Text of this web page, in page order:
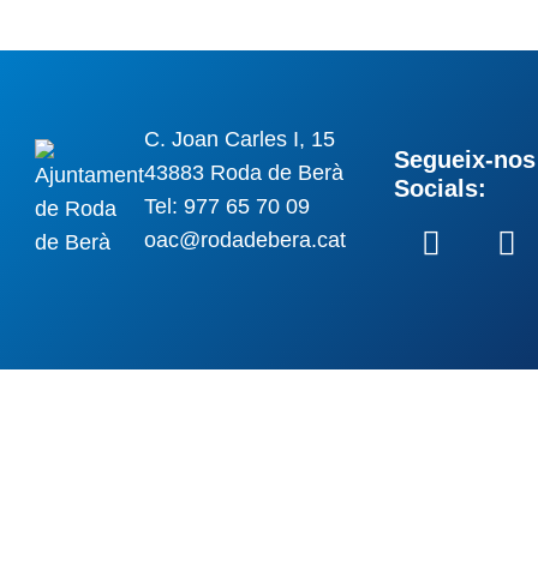
C. Joan Carles I, 15
43883 Roda de Berà
Tel: 977 65 70 09
oac@rodadebera.cat
Segueix-
Socials: